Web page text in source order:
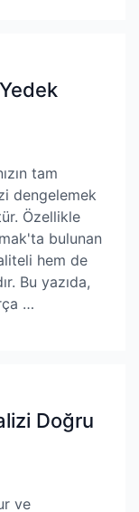
tam
dengelemek
Özellikle
bulunan
hem de
Bu yazıda,
…
Doğru
ve